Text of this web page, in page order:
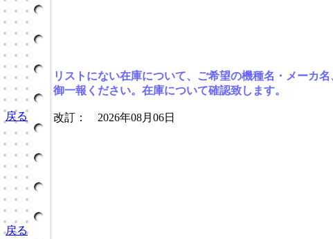
リストにない在庫について、ご希望の機種名・メーカ
御一報ください。在庫について確認致します。
改訂： 2026年08月06日
戻る
戻る